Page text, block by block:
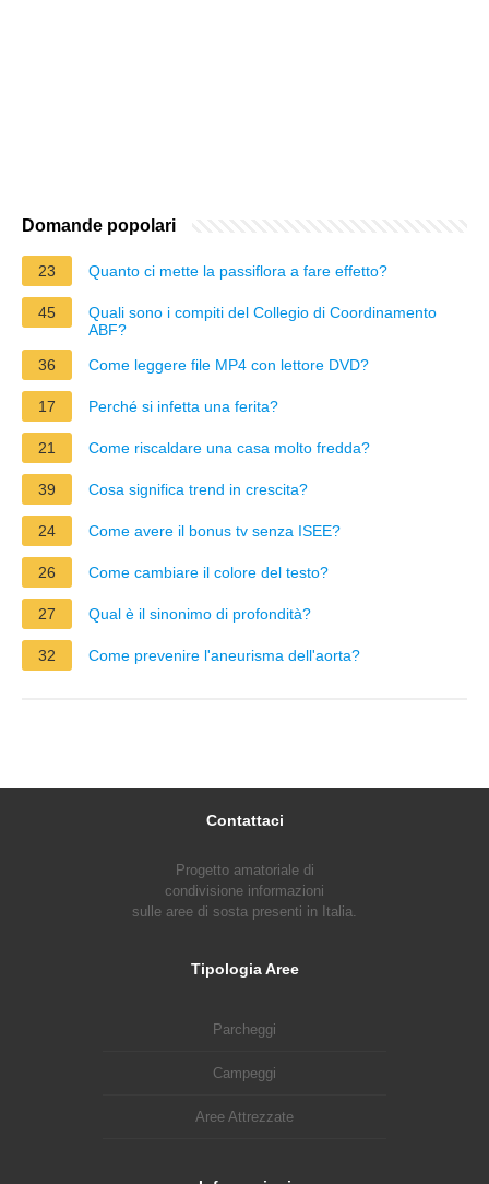
Domande popolari
23 Quanto ci mette la passiflora a fare effetto?
45
Quali sono i compiti del Collegio di Coordinamento
ABF?
36
Come leggere file MP4 con lettore DVD?
17 Perché si infetta una ferita?
21 Come riscaldare una casa molto fredda?
39 Cosa significa trend in crescita?
24 Come avere il bonus tv senza ISEE?
26 Come cambiare il colore del testo?
27 Qual è il sinonimo di profondità?
32 Come prevenire l'aneurisma dell'aorta?
Contattaci
Progetto amatoriale di
condivisione informazioni
sulle aree di sosta presenti in Italia.
Tipologia Aree
Parcheggi
Campeggi
Aree Attrezzate